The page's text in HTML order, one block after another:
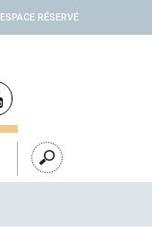
ESPACE RÉSERVÉ